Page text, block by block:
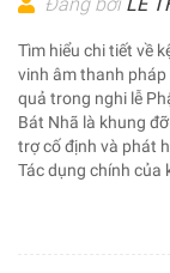
Tìm hiểu chi tiết về
vinh âm thanh
quả trong nghi lễ
Bát Nhã là khung
trợ cố định và phát
Tác dụng chính của